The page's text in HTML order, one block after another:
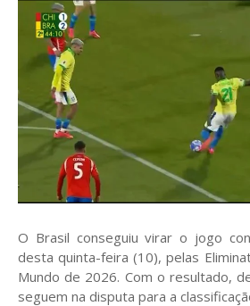
O Brasil conseguiu virar o jogo
desta quinta-feira (10), pelas
Mundo de 2026. Com o resultado,
seguem na disputa para a